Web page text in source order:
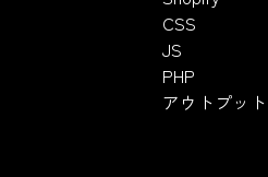
CSS
JS
PHP
アウトプット